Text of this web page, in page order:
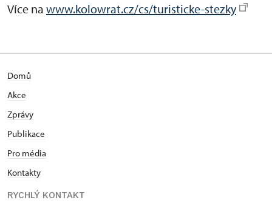
Více na www.kolowrat.cz/cs/turisticke-stezky
Domů
Akce
Zprávy
Publikace
Pro média
Kontakty
RYCHLÝ KONTAKT